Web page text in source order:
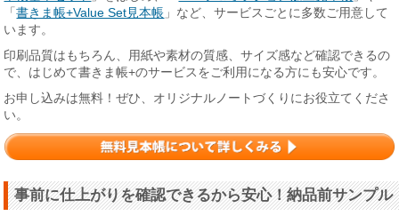
「書きま帳+Value Set見本帳 」など、サービスごとに多数ご用意して
います。
印刷品質はもちろん、用紙や素材の質感、サイズ感など確認できるの
で、はじめて書きま帳+のサービスをご利用になる方にも安心です。
お申し込みは無料！ぜひ、オリジナルノートづくりにお役立てくださ
い。
事前に仕上がりを確認できるから安心！納品前サンプル